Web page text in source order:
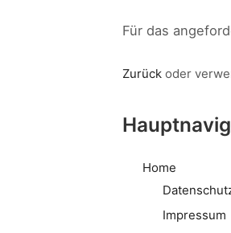
Für das
Zurück oder
Home
Impressum